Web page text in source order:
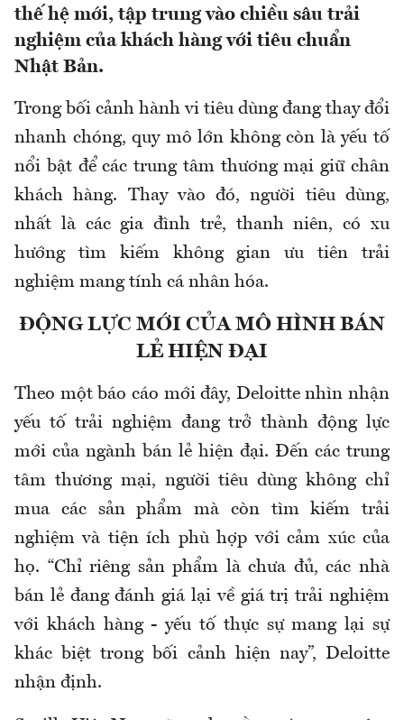
thế hệ mới, tập trung vào chiều sâu trải
nghiệm của khách hàng với tiêu chuẩn
Nhật Bản.
Trong bối cảnh hành vi tiêu dùng đang thay đổi
nhanh chóng, quy mô lớn không còn là yếu tố
nổi bật để các trung tâm thương mại giữ chân
khách hàng. Thay vào đó, người tiêu dùng,
nhất là các gia đình trẻ, thanh niên, có xu
hướng tìm kiếm không gian ưu tiên trải
nghiệm mang tính cá nhân hóa.
ĐỘNG LỰC MỚI CỦA MÔ HÌNH BÁN
LẺ HIỆN ĐẠI
Theo một báo cáo mới đây, Deloitte nhìn nhận
yếu tố trải nghiệm đang trở thành động lực
mới của ngành bán lẻ hiện đại. Đến các trung
tâm thương mại, người tiêu dùng không chỉ
mua các sản phẩm mà còn tìm kiếm trải
nghiệm và tiện ích phù hợp với cảm xúc của
họ. “Chỉ riêng sản phẩm là chưa đủ, các nhà
bán lẻ đang đánh giá lại về giá trị trải nghiệm
với khách hàng - yếu tố thực sự mang lại sự
khác biệt trong bối cảnh hiện nay”, Deloitte
nhận định.